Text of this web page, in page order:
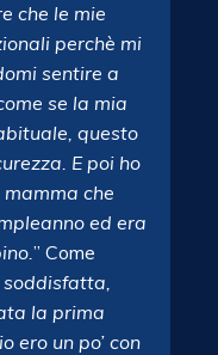
che le mie
perchè mi
sentire a
se la mia
questo
E poi ho
che
ed era
” Come
soddisfatta,
la prima
ero un po’ con